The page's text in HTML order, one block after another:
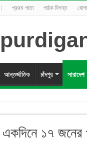
প্রথম পাতা পাঠক দিগন্ত
আন্তর্জাতিক চাঁদপুর সারাদেশ
১৭ জনের